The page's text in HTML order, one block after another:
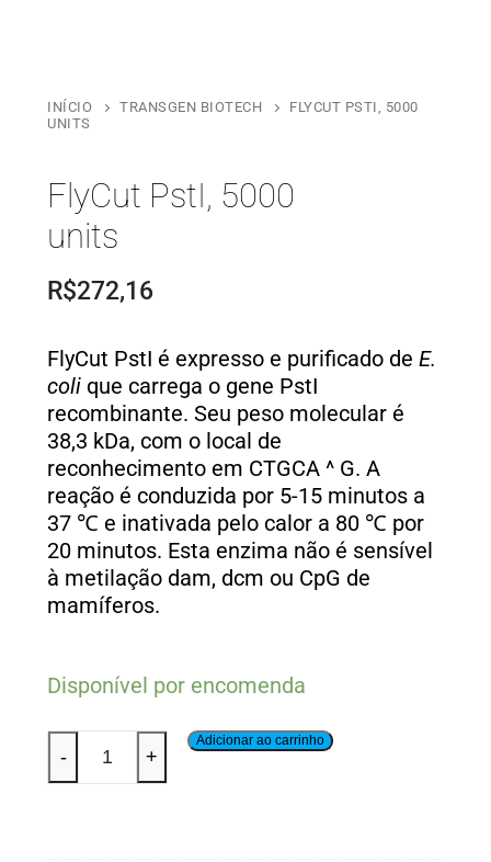
INÍCIO TRANSGEN BIOTECH
FLYCUT PSTI, 5000
UNITS
FlyCut PstI, 5000
units
R$272,16
FlyCut PstI é expresso e purificado de E.
coli que carrega o gene PstI
recombinante. Seu peso molecular é
38,3 kDa, com o local de
reconhecimento em CTGCA ^ G. A
reação é conduzida por 5-15 minutos a
37 ℃ e inativada pelo calor a 80 ℃ por
20 minutos. Esta enzima não é sensível
à metilação dam, dcm ou CpG de
mamíferos.
Disponível por encomenda
- +
Adicionar ao carrinho